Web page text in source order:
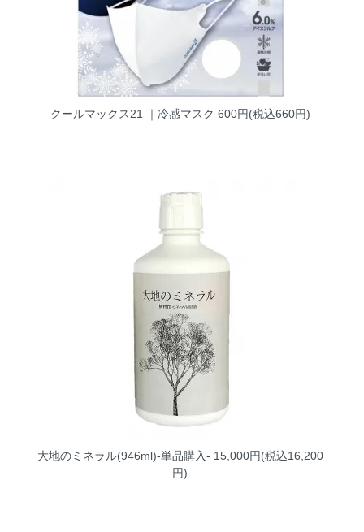
クールマックス21 ｜冷感マスク 600円(税込660円)
大地のミネラル(946ml)-単品購入- 15,000円(税込16,200
円)